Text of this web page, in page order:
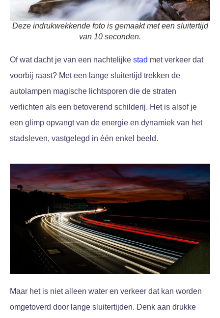
Deze indrukwekkende foto is gemaakt met een sluitertijd
van 10 seconden.
Of wat dacht je van een nachtelijke stad met verkeer dat
voorbij raast? Met een lange sluitertijd trekken de
autolampen magische lichtsporen die de straten
verlichten als een betoverend schilderij. Het is alsof je
een glimp opvangt van de energie en dynamiek van het
stadsleven, vastgelegd in één enkel beeld.
Maar het is niet alleen water en verkeer dat kan worden
omgetoverd door lange sluitertijden. Denk aan drukke